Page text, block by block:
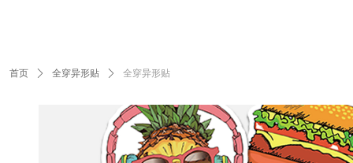
首页 ꄲ 全穿异形贴 ꄲ 全穿异形贴